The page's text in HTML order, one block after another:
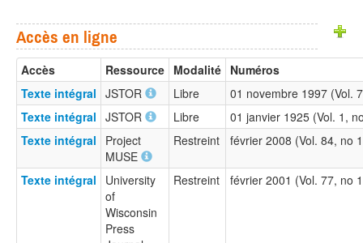
Accès en ligne
Accès Ressource Modalité Numéros
Texte intégral JSTOR Libre
01 novembre 1997 (Vol.
Texte intégral JSTOR Libre
01 janvier 1925 (Vol. 1,
Texte intégral
Project
MUSE
Restreint février 2008 (Vol. 84,
Texte intégral
University
of
Wisconsin
Press
Restreint février 2001 (Vol. 77,